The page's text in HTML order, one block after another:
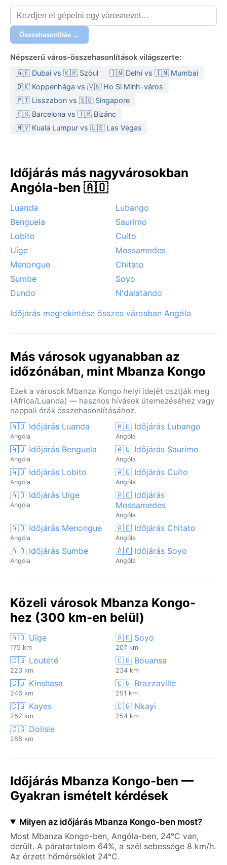
Összehasonlítás →
Népszerű város-összehasonlítások világszerte:
🇦🇪 Dubai vs 🇰🇷 Szöul
🇮🇳 Delhi vs 🇮🇳 Mumbai
🇩🇰 Koppenhága vs 🇻🇳 Ho Si Minh-város
🇵🇹 Lisszabon vs 🇸🇬 Singapore
🇪🇸 Barcelona vs 🇹🇷 Bizánc
🇲🇾 Kuala Lumpur vs 🇺🇸 Las Vegas
Időjárás más nagyvárosokban
Angóla-ben 🇦🇴
Luanda
Lubango
Benguela
Saurimo
Lobito
Cuíto
Uíge
Mossamedes
Menongue
Chitato
Sumbe
Soyo
Dundo
N'dalatando
Időjárás megtekintése összes városban Angóla
Más városok ugyanabban az
időzónában, mint Mbanza Kongo
Ezek a városok Mbanza Kongo helyi idejét osztják meg
(Africa/Luanda) — hasznos hívások ütemezéséhez vagy
nappali órák összehasonlításához.
🇦🇴 Időjárás Luanda
Angóla
🇦🇴 Időjárás Lubango
Angóla
🇦🇴 Időjárás Benguela
Angóla
🇦🇴 Időjárás Saurimo
Angóla
🇦🇴 Időjárás Lobito
Angóla
🇦🇴 Időjárás Cuíto
Angóla
🇦🇴 Időjárás Uíge
Angóla
🇦🇴 Időjárás
Mossamedes
Angóla
🇦🇴 Időjárás Menongue
Angóla
🇦🇴 Időjárás Chitato
Angóla
🇦🇴 Időjárás Sumbe
Angóla
🇦🇴 Időjárás Soyo
Angóla
Közeli városok Mbanza Kongo-
hez (300 km-en belül)
🇦🇴 Uíge
175 km
🇦🇴 Soyo
207 km
🇨🇬 Loutété
223 km
🇨🇬 Bouansa
234 km
🇨🇩 Kinshasa
246 km
🇨🇬 Brazzaville
251 km
🇨🇬 Kayes
252 km
🇨🇬 Nkayi
254 km
🇨🇬 Dolisie
288 km
Időjárás Mbanza Kongo-ben —
Gyakran ismételt kérdések
Milyen az időjárás Mbanza Kongo-ben most?
Most Mbanza Kongo-ben, Angóla-ben, 24°C van,
derült. A páratartalom 64%, a szél sebessége 8 km/h.
Az érzett hőmérséklet 24°C.